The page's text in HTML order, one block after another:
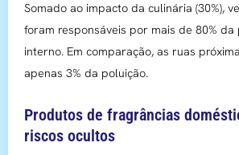
Somado ao impacto da culinária (30%),
foram responsáveis por mais de 80%
interno. Em comparação, as ruas
apenas 3% da poluição.
Produtos de fragrâncias
riscos ocultos